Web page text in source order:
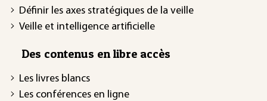
Définir les axes stratégiques de la veille
Veille et intelligence artificielle
Des contenus en libre accès
Les livres blancs
Les conférences en ligne